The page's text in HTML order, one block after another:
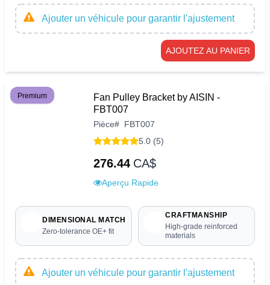
Ajouter un véhicule pour garantir l'ajustement
AJOUTEZ AU PANIER
Premium
Fan Pulley Bracket by AISIN -
FBT007
Pièce# FBT007
5.0 (5)
276.44 CA$
Aperçu Rapide
DIMENSIONAL MATCH
Zero-tolerance OE+ fit
CRAFTMANSHIP
High-grade reinforced
materials
Ajouter un véhicule pour garantir l'ajustement